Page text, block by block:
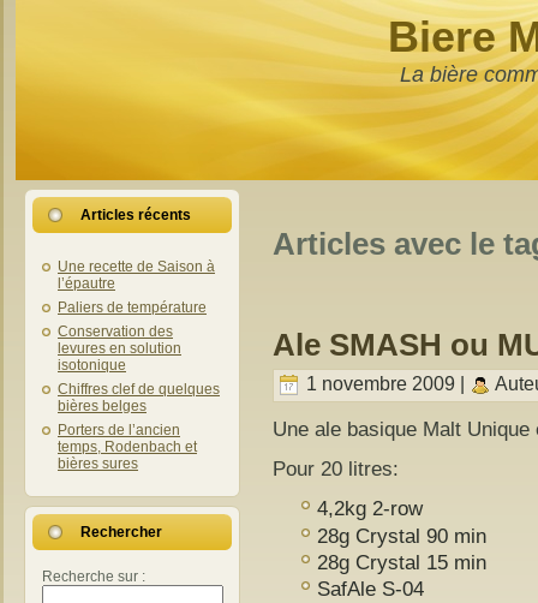
Biere
La bière
Articles récents
Une recette de Saison à
l’épautre
Paliers de température
Conservation des
levures en solution
isotonique
Chiffres clef de quelques
bières belges
Porters de l’ancien
temps, Rodenbach et
bières sures
Rechercher
Recherche sur :
Articles avec le
Ale SMASH ou
1 novembre 2009 |
Une ale basique Malt Unique
Pour 20 litres:
4,2kg 2-row
28g Crystal 90 min
28g Crystal 15 min
SafAle S-04